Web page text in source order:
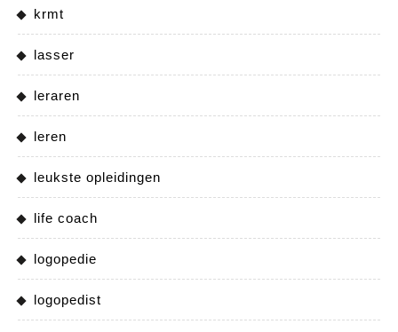
krmt
lasser
leraren
leren
leukste opleidingen
life coach
logopedie
logopedist